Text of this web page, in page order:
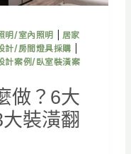
明/室內照明
居家
計/房間燈具採購
計案例/臥室裝潢案
做？6大
裝潢翻